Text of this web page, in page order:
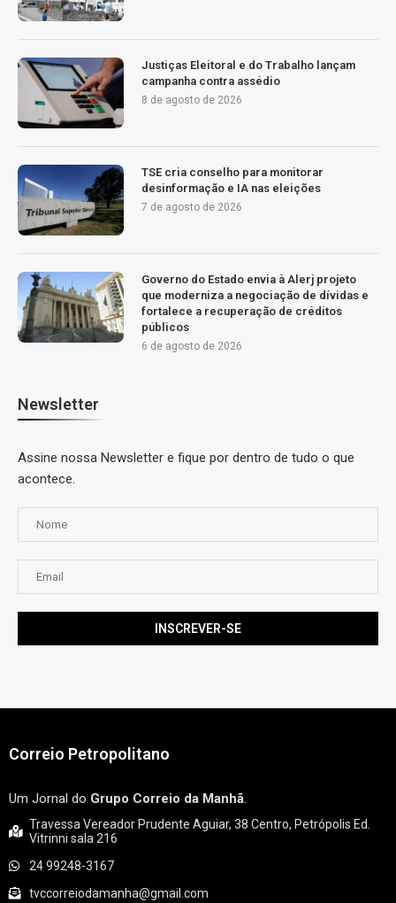
Justiças Eleitoral e do Trabalho lançam
campanha contra assédio
8 de agosto de 2026
TSE cria conselho para monitorar
desinformação e IA nas eleições
7 de agosto de 2026
Governo do Estado envia à Alerj projeto
que moderniza a negociação de dívidas e
fortalece a recuperação de créditos
públicos
6 de agosto de 2026
Newsletter
Assine nossa Newsletter e fique por dentro de tudo o que
acontece.
Correio Petropolitano
Um Jornal do Grupo Correio da Manhã.
Travessa Vereador Prudente Aguiar, 38 Centro, Petrópolis Ed.
Vitrinni sala 216
24 99248-3167
tvccorreiodamanha@gmail.com